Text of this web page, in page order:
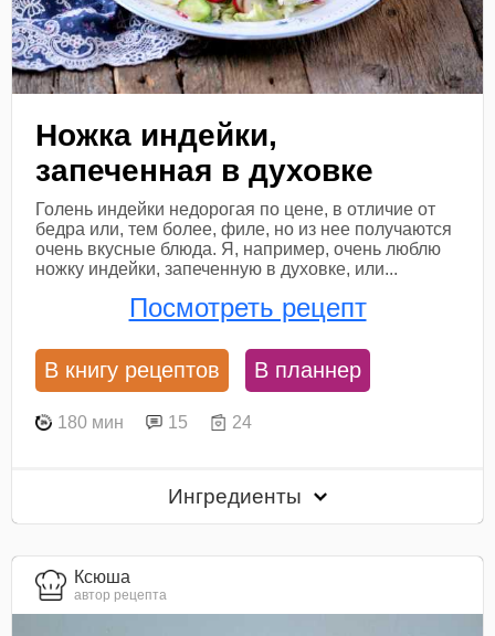
Ножка индейки,
запеченная в духовке
Голень индейки недорогая по цене, в отличие от
бедра или, тем более, филе, но из нее получаются
очень вкусные блюда. Я, например, очень люблю
ножку индейки, запеченную в духовке, или...
Посмотреть рецепт
В книгу рецептов В планнер
180 мин 15 24
Ингредиенты
Ксюша
автор рецепта